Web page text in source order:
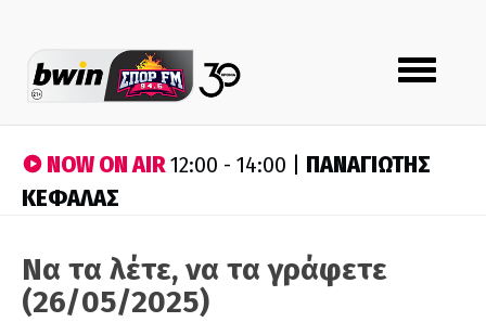
Toggle
navigation
NOW ON AIR12:00 - 14:00 | ΠΑΝΑΓΙΩΤΗΣ
ΚΕΦΑΛΑΣ
Να τα λέτε, να τα γράφετε
(26/05/2025)